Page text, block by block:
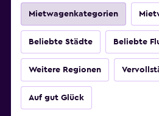
Mietwagenkategorien
Beliebte Städte Beliebte
Weitere Regionen
Auf gut Glück